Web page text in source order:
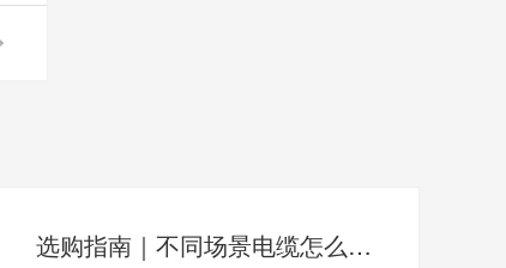
选购指南｜不同场景电缆怎么选？避开陷阱不踩坑